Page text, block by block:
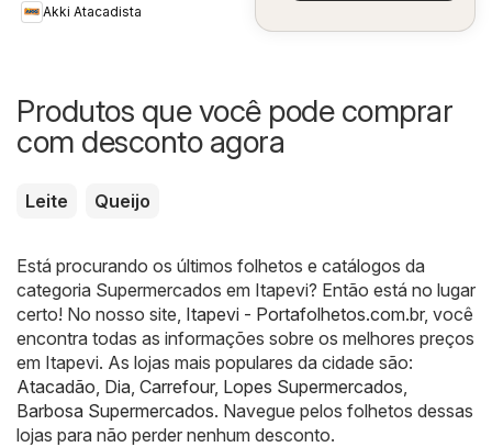
Akki Atacadista
Produtos que você pode comprar
com desconto agora
Leite Queijo
Está procurando os últimos folhetos e catálogos da
categoria Supermercados em Itapevi? Então está no lugar
certo! No nosso site, Itapevi - Portafolhetos.com.br, você
encontra todas as informações sobre os melhores preços
em Itapevi. As lojas mais populares da cidade são:
Atacadão Dia Carrefour, Lopes Supermercados
Barbosa Supermercados. Navegue pelos folhetos dessas
lojas para não perder nenhum desconto.